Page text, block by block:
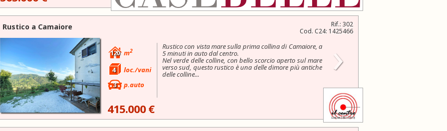
Rif.: 302
Cod. C24: 1425466
Rustico a Camaiore
120 m2
4
loc./vani
3
p.auto
Rustico con vista mare sulla prima collina di Camaiore, a
5 minuti in auto dal centro.
Nel verde delle colline, con bello scorcio aperto sul mare
verso sud, questo rustico è una delle dimore più antiche
delle colline... ›
415.000 €